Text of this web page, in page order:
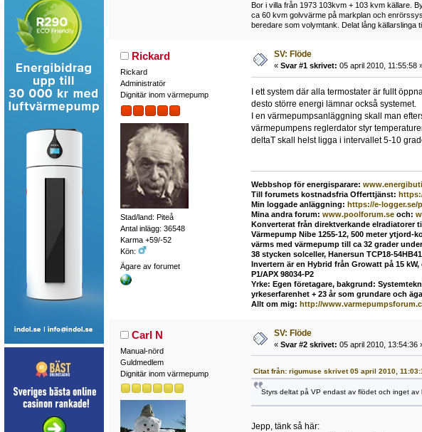
Bor i villa från 1973 103kvm + 103 kvm källare.
ca 60 kvm golvvärme på markplan och
beredare som volymtank. Delat lång källarslinga
Rickard
Rickard
Administratör
Dignitär inom värmepump
Stad/land: Piteå
Antal inlägg: 36548
Karma +59/-52
Kön:
Ägare av forumet
SV: Flöde
« Svar #1 skrivet: 05 april 2010, 11:55:58
I ett system där alla termostater är fullt
desto större energi lämnar också systemet.
I en värmepumpsanläggning skall man
värmepumpens reglerdator styr
deltaT skall helst ligga i intervallet 5-10
Webbshop för energisparare:
Till forumets kostnadsfria Offerttjänst:
Min loggade anläggning: https://e-logger.se/
Mina andra forum: www.poolforum.seoch:
Konverterat från direktverkande elradiatorer
Värmepump Nibe 1255-12, 500 meter
värms med värmepump till ca 32 grader
38 stycken solceller, Hanersun TCP18-
Invertern är en Hybrid från Growatt på 15
P1/APX 98034-P2
Yrke: Egen företagare, bakgrund:
yrkeserfarenhet + 23 år som grundare och
Allt om mig: http://
Carl N
Manual-nörd
Guldmedlem
Dignitär inom värmepump
SV: Flöde
« Svar #2 skrivet: 05 april 2010, 13:54:36
Citat från: rigumuse skrivet 05 april 2010,
Styrs deltat på VP endast av flödet och inget av
Jepp, tänk så här: